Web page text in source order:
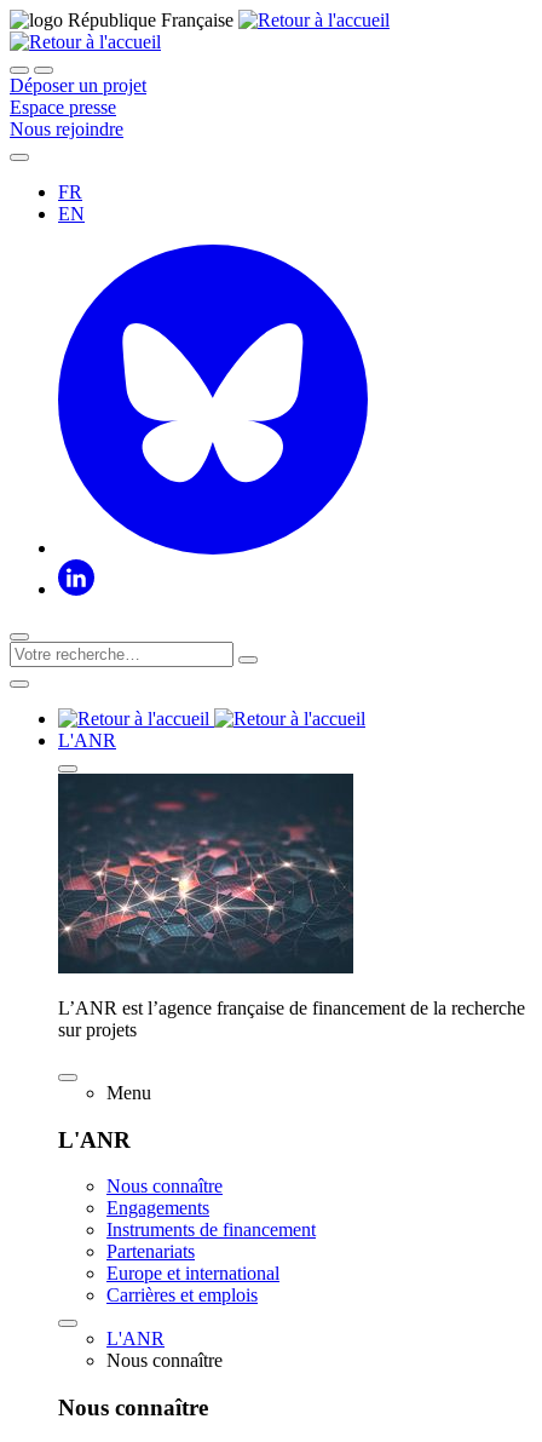
Déposer un projet
Espace presse
Nous rejoindre
FR
EN
L'ANR
L’ANR est l’agence française de financement de la recherche
sur projets
Menu
L'ANR
Nous connaître
Engagements
Instruments de financement
Partenariats
Europe et international
Carrières et emplois
L'ANR
Nous connaître
Nous connaître